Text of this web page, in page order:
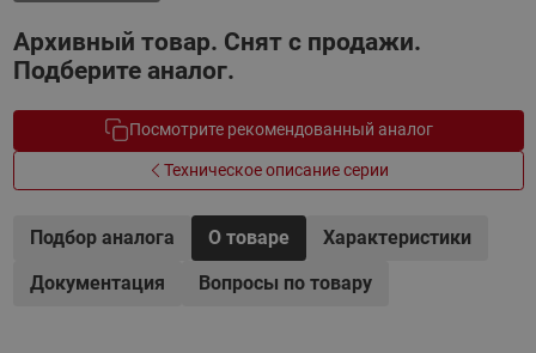
Архивный товар. Снят с продажи.
Подберите аналог.
Посмотрите рекомендованный аналог
Техническое описание серии
Подбор аналога О товаре
Характеристики
Документация
Вопросы по товару